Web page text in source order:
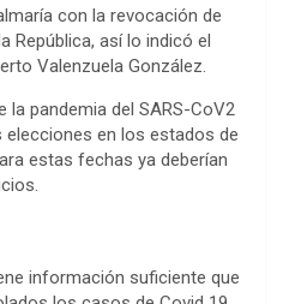
con la revocación de
República, así lo indicó el
Valenzuela González.
pandemia del SARS-CoV2
elecciones en los estados de
estas fechas ya deberían
información suficiente que